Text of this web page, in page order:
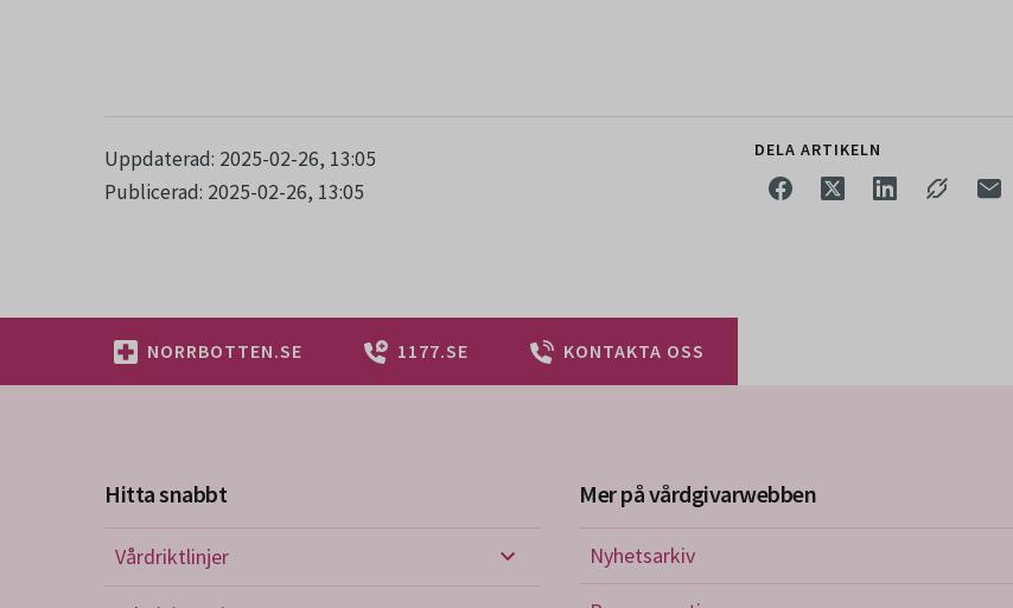
Uppdaterad: 2025-02-26, 13:05
Publicerad: 2025-02-26, 13:05
DELA ARTIKELN
NORRBOTTEN.SE 1177.SE KONTAKTA OSS
Hitta snabbt
Vårdriktlinjer
Vårdriktlinjer
Mer på vårdgivarwebben
Nyhetsarkiv